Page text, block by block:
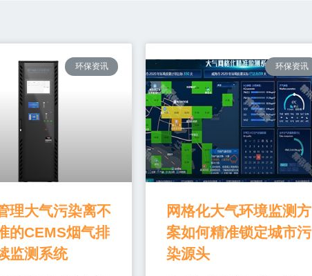
环保资讯
理大气污染离不
的CEMS烟气排
监测系统
环保资讯
网格化大气环境监测方
案如何精准锁定城市污
染源头